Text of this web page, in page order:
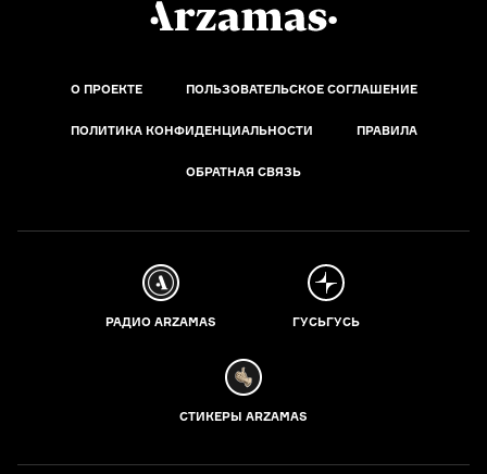
О ПРОЕКТЕ ПОЛЬЗОВАТЕЛЬСКОЕ СОГЛАШЕНИЕ
ПОЛИТИКА КОНФИДЕНЦИАЛЬНОСТИ ПРАВИЛА
ОБРАТНАЯ СВЯЗЬ
РАДИО ARZAMAS ГУСЬГУСЬ
СТИКЕРЫ ARZAMAS